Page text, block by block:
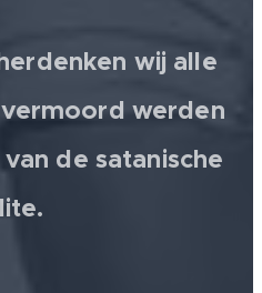
wij alle
werden
de satanische